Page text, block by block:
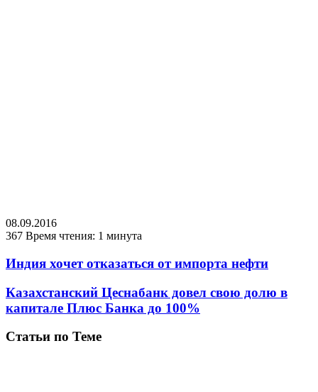
08.09.2016
367 Время чтения: 1 минута
Индия хочет отказаться от импорта нефти
Казахстанский Цеснабанк довел свою долю в
капитале Плюс Банка до 100%
Статьи по Теме